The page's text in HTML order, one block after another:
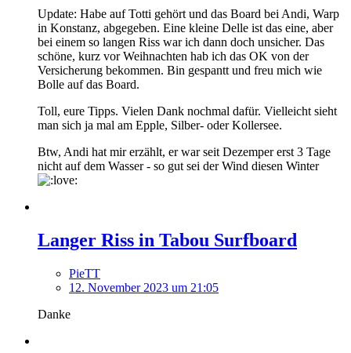
Update: Habe auf Totti gehört und das Board bei Andi, Warp
in Konstanz, abgegeben. Eine kleine Delle ist das eine, aber
bei einem so langen Riss war ich dann doch unsicher. Das
schöne, kurz vor Weihnachten hab ich das OK von der
Versicherung bekommen. Bin gespantt und freu mich wie
Bolle auf das Board.
Toll, eure Tipps. Vielen Dank nochmal dafür. Vielleicht sieht
man sich ja mal am Epple, Silber- oder Kollersee.
Btw, Andi hat mir erzählt, er war seit Dezemper erst 3 Tage
nicht auf dem Wasser - so gut sei der Wind diesen Winter
Langer Riss in Tabou Surfboard
PieTT
12. November 2023 um 21:05
Danke